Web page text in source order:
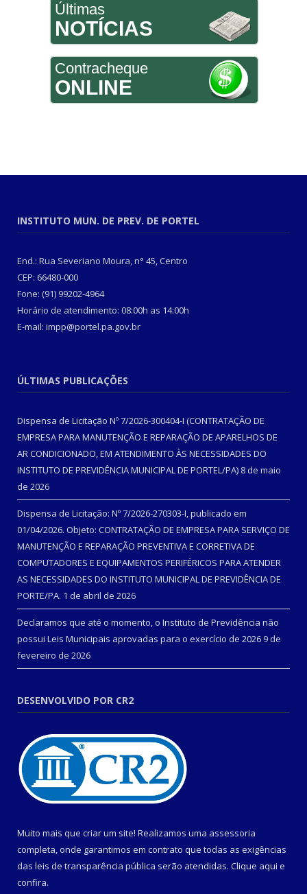
Últimas
NOTÍCIAS
Contracheque
ONLINE
INSTITUTO MUN. DE PREV. DE PORTEL
End.: Rua Severiano Moura, n° 45, Centro
CEP: 66480-000
Fone: (91) 99202-4964
Horário de atendimento: 08:00h as 14:00h
E-mail: impp@portel.pa.gov.br
ÚLTIMAS PUBLICAÇÕES
Dispensa de Licitação Nº 7/2026-300404-I (CONTRATAÇÃO DE
EMPRESA PARA MANUTENÇÃO E REPARAÇÃO DE APARELHOS DE
AR CONDICIONADO, EM ATENDIMENTO ÀS NECESSIDADES DO
INSTITUTO DE PREVIDÊNCIA MUNICIPAL DE PORTEL/PA) 8 de maio
de 2026
Dispensa de Licitação: Nº 7/2026-270303-I, publicado em
01/04/2026. Objeto: CONTRATAÇÃO DE EMPRESA PARA SERVIÇO DE
MANUTENÇÃO E REPARAÇÃO PREVENTIVA E CORRETIVA DE
COMPUTADORES E EQUIPAMENTOS PERIFÉRICOS PARA ATENDER
AS NECESSIDADES DO INSTITUTO MUNICIPAL DE PREVIDÊNCIA DE
PORTE/PA. 1 de abril de 2026
Declaramos que até o momento, o Instituto de Previdência não
possui Leis Municipais aprovadas para o exercício de 2026 9 de
fevereiro de 2026
DESENVOLVIDO POR CR2
Muito mais que criar um site! Realizamos uma assessoria
completa, onde garantimos em contrato que todas as exigências
das leis de transparência pública serão atendidas. Clique aqui e
confira.